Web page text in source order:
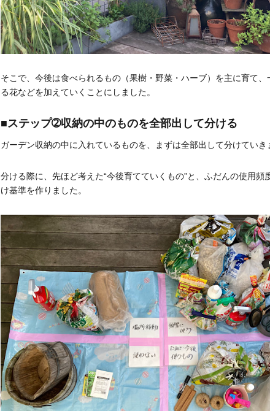
そこで、今後は食べられるもの（果樹・野菜・ハーブ）を主に育て、
る花などを加えていくことにしました。
■ステップ➁収納の中のものを全部出して分ける
ガーデン収納の中に入れているものを、まずは全部出して分けていき
分ける際に、先ほど考えた“今後育てていくもの”と、ふだんの使用頻
け基準を作りました。